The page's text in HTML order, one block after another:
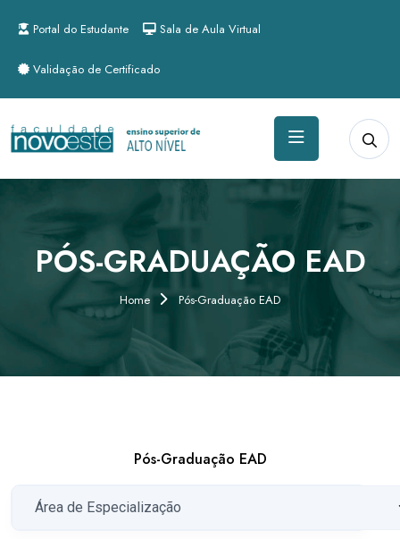
Portal do Estudante Sala de Aula Virtual
Validação de Certificado
PÓS-GRADUAÇÃO EAD
Home Pós-Graduação EAD
Pós-Graduação EAD